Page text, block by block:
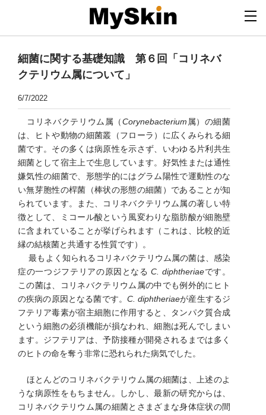
細菌に関する基礎知識 第６回「コリネバ
クテリウム属について」
6/7/2022
​ コリネバクテリウム属（Corynebacterium 属）の細菌
は、ヒトや動物の細菌叢（フローラ）に広くみられる細
菌です。その多くは病原性を示さず、いわゆる片利共生
細菌として宿主上で生息しています。好気性または通性
嫌気性の細菌で、形態学的にはグラム陽性で運動性のな
い無芽胞性の桿菌（棒状の形態の細菌）であることが知
られています。また、コリネバクテリウム属の著しい特
徴として、ミコール酸という風変わりな脂肪酸が細胞壁
に含まれていることが挙げられます（これは、比較的近
縁の結核菌と共通する性質です）。
最もよく知られるコリネバクテリウム属の菌は、感染
症の一つジフテリアの原因となるC. diphtheriaeです。
この菌は、コリネバクテリウム属の中でも例外的にヒト
の疾病の原因となる菌です。 C. diphtheriaeが産生するジ
フテリア毒素が宿主細胞に作用すると、タンパク質合成
という細胞の必須機能が損なわれ、細胞は死んでしまい
ます。ジフテリアは、予防接種が開発されるまでは多く
のヒトの命を奪う非常に恐れられた病気でした。
​ ほとんどのコリネバクテリウム属の細菌は、上述のよ
うな病原性をもちません。しかし、最新の研究からは、
コリネバクテリウム属の細菌とさまざまな身体症状の間